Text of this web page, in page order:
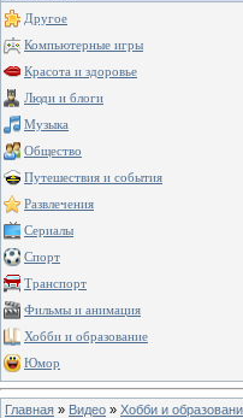
Другое
Компьютерные игры
Красота и здоровье
Люди и блоги
Музыка
Общество
Путешествия и события
Развлечения
Сериалы
Спорт
Транспорт
Фильмы и анимация
Хобби и образование
Юмор
Главная » Видео » Хобби и